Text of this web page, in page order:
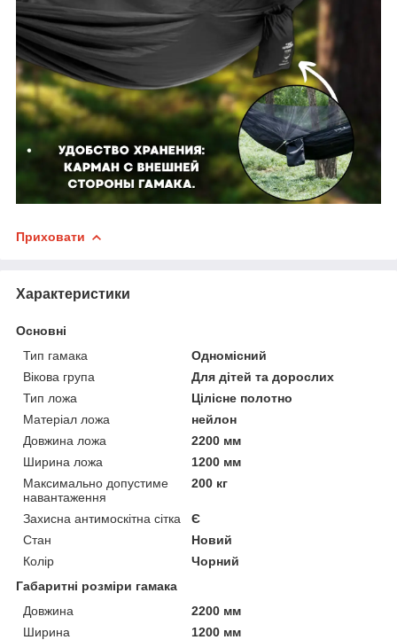
Приховати
Характеристики
Основні
Тип гамака
Одномісний
Вікова група
Для дітей та дорослих
Тип ложа
Цілісне полотно
Матеріал ложа
нейлон
Довжина ложа
2200 мм
Ширина ложа
1200 мм
Максимально допустиме
навантаження
200 кг
Захисна антимоскітна сітка
Є
Стан
Новий
Колір
Чорний
Габаритні розміри гамака
Довжина
2200 мм
Ширина
1200 мм